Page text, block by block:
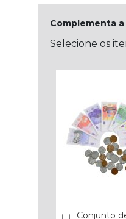
Complementa
Selecione os
Conjunto
Comprar